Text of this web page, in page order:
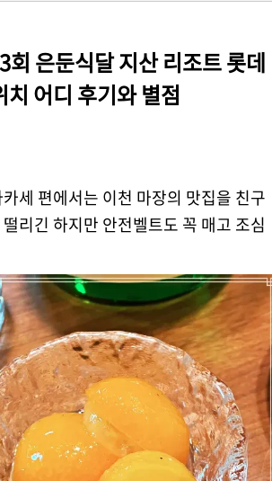
은둔식달 지산 리조트 롯데
어디 후기와 별점
세 편에서는 이천 마장의 맛집을 친구
리긴 하지만 안전벨트도 꼭 매고 조심